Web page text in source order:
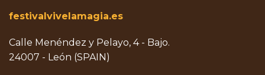
festivalvivelamagia.es
Calle Menéndez y Pelayo, 4 - Bajo.
24007 - León (SPAIN)